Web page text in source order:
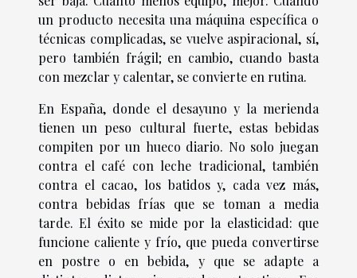
un producto necesita una máquina específica o
técnicas complicadas, se vuelve aspiracional, sí,
pero también frágil; en cambio, cuando basta
con mezclar y calentar, se convierte en rutina.
En España, donde el desayuno y la merienda
tienen un peso cultural fuerte, estas bebidas
compiten por un hueco diario. No solo juegan
contra el café con leche tradicional, también
contra el cacao, los batidos y, cada vez más,
contra bebidas frías que se toman a media
tarde. El éxito se mide por la elasticidad: que
funcione caliente y frío, que pueda convertirse
en postre o en bebida, y que se adapte a